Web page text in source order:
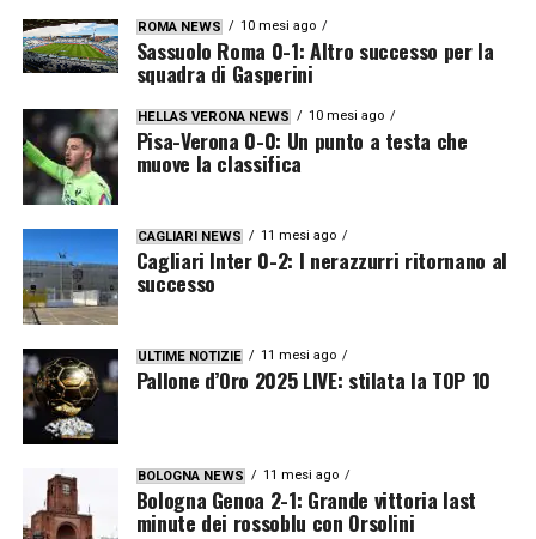
ROMA NEWS 10 mesi ago
Sassuolo Roma 0-1: Altro successo per la
squadra di Gasperini
HELLAS VERONA NEWS 10 mesi ago
Pisa-Verona 0-0: Un punto a testa che
muove la classifica
CAGLIARI NEWS 11 mesi ago
Cagliari Inter 0-2: I nerazzurri ritornano al
successo
ULTIME NOTIZIE 11 mesi ago
Pallone d’Oro 2025 LIVE: stilata la TOP 10
BOLOGNA NEWS 11 mesi ago
Bologna Genoa 2-1: Grande vittoria last
minute dei rossoblu con Orsolini